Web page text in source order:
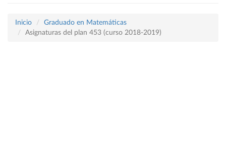
Inicio
Graduado en Matemáticas
Asignaturas del plan 453 (curso 2018-2019)